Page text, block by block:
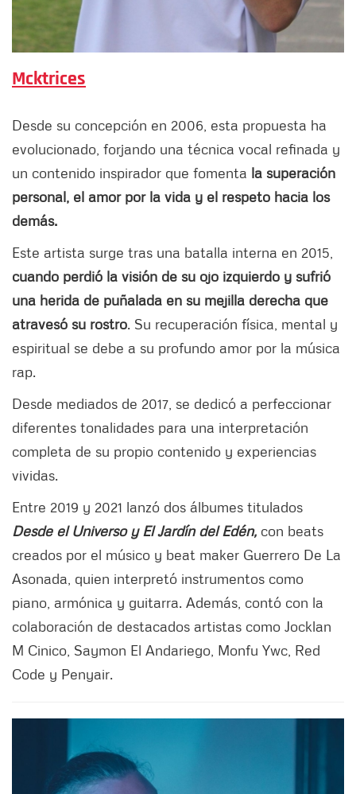
Mcktrices
Desde su concepción en 2006, esta propuesta ha
evolucionado, forjando una técnica vocal refinada y
un contenido inspirador que fomenta la superación
personal, el amor por la vida y el respeto hacia los
demás.
Este artista surge tras una batalla interna en 2015,
cuando perdió la visión de su ojo izquierdo y sufrió
una herida de puñalada en su mejilla derecha que
atravesó su rostro. Su recuperación física, mental y
espiritual se debe a su profundo amor por la música
rap.
Desde mediados de 2017, se dedicó a perfeccionar
diferentes tonalidades para una interpretación
completa de su propio contenido y experiencias
vividas.
Entre 2019 y 2021 lanzó dos álbumes titulados
Desde el Universo y El Jardín del Edén, con beats
creados por el músico y beat maker Guerrero De La
Asonada, quien interpretó instrumentos como
piano, armónica y guitarra. Además, contó con la
colaboración de destacados artistas como Jocklan
M Cinico, Saymon El Andariego, Monfu Ywc, Red
Code y Penyair.